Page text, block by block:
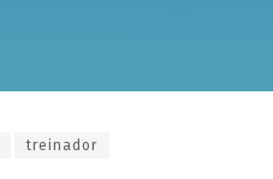
treinador